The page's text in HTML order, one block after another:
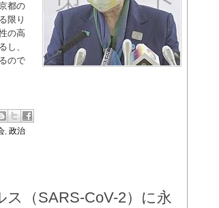
都の
限り
の高
し、
ので
, 政治
（SARS-CoV-2）に永